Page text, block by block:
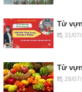
Từ
31/
Từ
28/